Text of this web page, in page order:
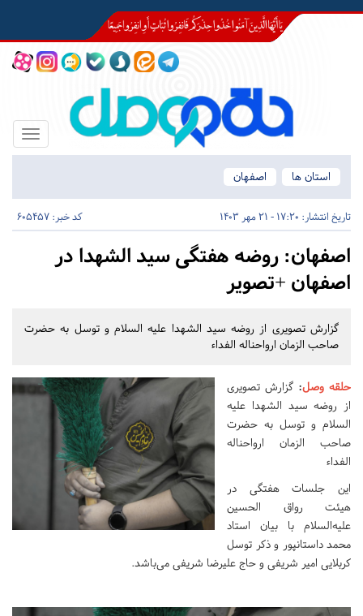
Toggle
استان ها
اصفهان
تاریخ انتشار: 17:20 - 21 مهر 1403 کد خبر: 605457
اصفهان: روضه هفتگی سید الشهدا در
اصفهان +تصویر
گزارش تصویری از روضه سید الشهدا علیه السلام و توسل به حضرت
صاحب الزمان ارواحناله الفداء
حلقه وصل: گزارش تصویری
از روضه سید الشهدا علیه
السلام و توسل به حضرت
صاحب الزمان ارواحناله
الفداء
این جلسات هفتگی در
هیئت رواق الحسین
علیه‌السلام با بیان استاد
محمد داستانپور و ذکر توسل
کربلایی امیر شریفی و حاج‌ علیرضا شریفی می‌باشد.